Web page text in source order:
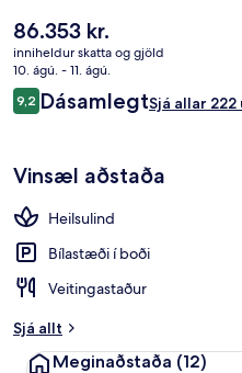
verönd og garður.
skíðageymsla eru í boði.
verið sérstaklega ánægðir með
gististaðarins almennt.
Núverandi
verð
er
86.353 kr.
86.353 kr.
inniheldur skatta og gjöld
10. ágú. - 11. ágú.
Umsagnir
9,29,2 af 10
DásamlegtSjá allar
Vinsæl aðstaða
Heilsulind
Bílastæði í boði
Veitingastaður
Sjá allt
Meginaðstaða (12)